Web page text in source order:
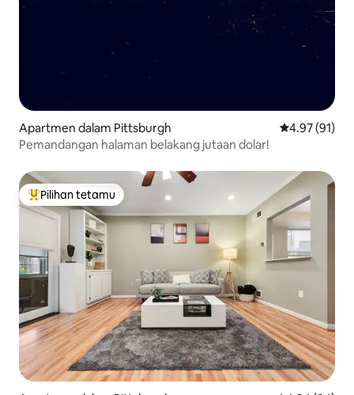
Apartmen dalam Pittsburgh Penarafan
4.97 (91)
Pemandangan halaman belakang jutaan dolar!
Pilihan utama tetamu
Pilihan tetamu